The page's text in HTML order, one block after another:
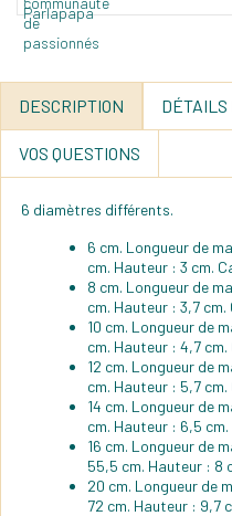
DESCRIPTION DÉTAILS
VOS QUESTIONS
6 diamètres différents.
6 cm. Longueur de
cm. Hauteur : 3 cm.
8 cm. Longueur de
cm. Hauteur : 3,7 cm.
10 cm. Longueur de
cm. Hauteur : 4,7
12 cm. Longueur de
cm. Hauteur : 5,7
14 cm. Longueur de
cm. Hauteur : 6,5
16 cm. Longueur de
55,5 cm. Hauteur : 8
20 cm. Longueur de
72 cm. Hauteur : 9,7